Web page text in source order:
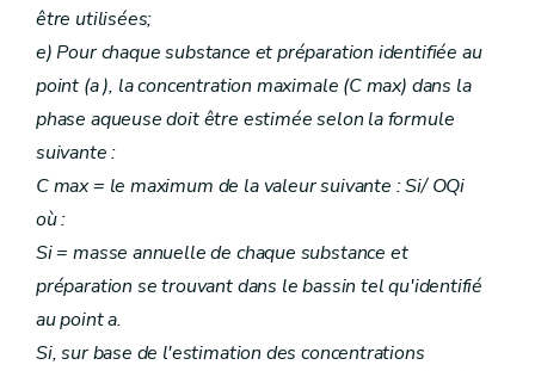
être utilisées;
e) Pour chaque substance et préparation identifiée au
point (a ), la concentration maximale (C max) dans la
phase aqueuse doit être estimée selon la formule
suivante :
C max = le maximum de la valeur suivante : Si/ OQi
où :
Si = masse annuelle de chaque substance et
préparation se trouvant dans le bassin tel qu'identifié
au point a.
Si, sur base de l'estimation des concentrations